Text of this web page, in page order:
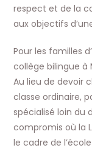
respect et de la
aux objectifs
Pour les familles
collège bilingue à
Au lieu de devoir
classe ordinaire,
spécialisé loin du
compromis où la
le cadre de